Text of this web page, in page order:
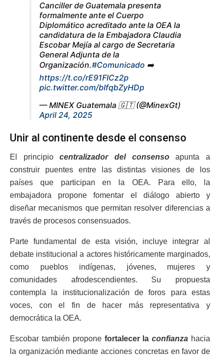
Canciller de Guatemala presenta
formalmente ante el Cuerpo
Diplomático acreditado ante la OEA la
candidatura de la Embajadora Claudia
Escobar Mejía al cargo de Secretaria
General Adjunta de la
Organización.#Comunicado ➡️
https://t.co/rE91FICz2p
pic.twitter.com/bIfqbZyHDp
— MINEX Guatemala 🇬🇹 (@MinexGt)
April 24, 2025
Unir al continente desde el consenso
El principiocentralizador del consensoapunta a
construir puentes entre las distintas visiones de los
países que participan en la OEA. Para ello, la
embajadora propone fomentar el diálogo abierto y
diseñar mecanismos que permitan resolver diferencias a
través de procesos consensuados.
Parte fundamental de esta visión, incluye integrar al
debate institucional a actores históricamente marginados,
como pueblos indígenas, jóvenes, mujeres y
comunidades afrodescendientes. Su propuesta
contempla la institucionalización de foros para estas
voces, con el fin de hacer más representativa y
democrática la OEA.
Escobar también propone fortalecer laconfianza hacia
la organización mediante acciones concretas en favor de